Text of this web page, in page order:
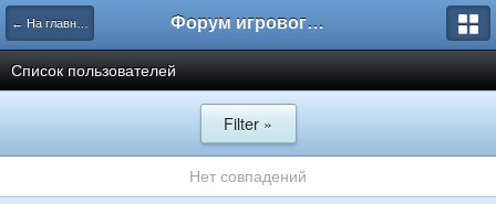
← На главную Форум игрового проекта Riverrise
Список пользователей
Filter »
Нет совпадений